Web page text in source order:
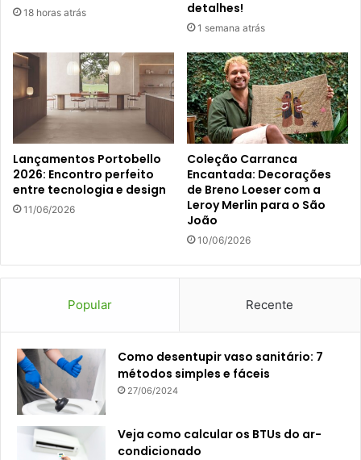
18 horas atrás
detalhes!
1 semana atrás
Lançamentos Portobello
2026: Encontro perfeito
entre tecnologia e design
11/06/2026
Coleção Carranca
Encantada: Decorações
de Breno Loeser com a
Leroy Merlin para o São
João
10/06/2026
Popular Recente
Como desentupir vaso sanitário: 7
métodos simples e fáceis
27/06/2024
Veja como calcular os BTUs do ar-
condicionado